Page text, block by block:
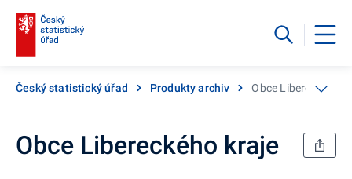
Český statistický úřad Produkty archiv Obce Libereckého
Obce Libereckého kraje